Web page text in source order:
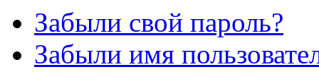
Забыли свой пароль?
Забыли имя